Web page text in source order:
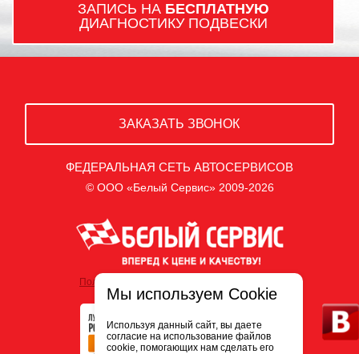
ЗАПИСЬ НА БЕСПЛАТНУЮ
ДИАГНОСТИКУ ПОДВЕСКИ
ЗАКАЗАТЬ ЗВОНОК
ФЕДЕРАЛЬНАЯ СЕТЬ АВТОСЕРВИСОВ
© ООО «Белый Сервис» 2009-2026
Политика обработки персональных данных
Мы используем Cookie
Используя данный сайт, вы даете
согласие на использование файлов
cookie, помогающих нам сделать его